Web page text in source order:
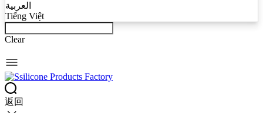
العربية
Tiếng Việt
Clear
返回